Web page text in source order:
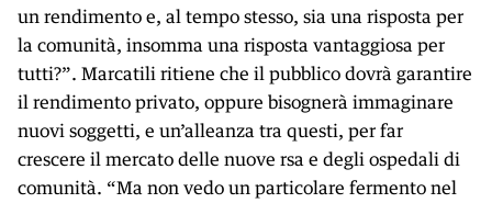
un rendimento e, al tempo stesso, sia una risposta per
la comunità, insomma una risposta vantaggiosa per
tutti?”. Marcatili ritiene che il pubblico dovrà garantire
il rendimento privato, oppure bisognerà immaginare
nuovi soggetti, e un’alleanza tra questi, per far
crescere il mercato delle nuove rsa e degli ospedali di
comunità. “Ma non vedo un particolare fermento nel